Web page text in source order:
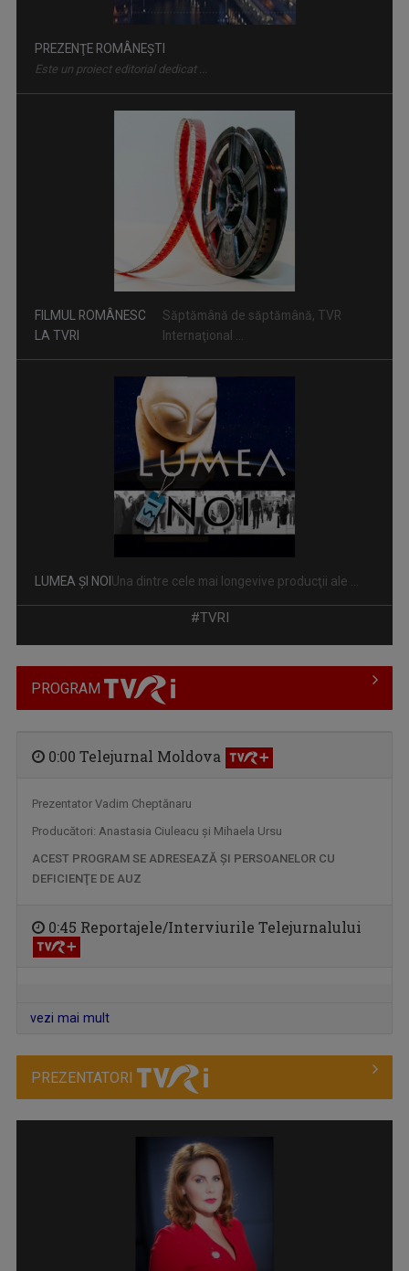
FILMUL ROMÂNESC
LA TVRI
Internaţional ...
LUMEA ŞI NOI Una dintre cele mai longevive producţii ale ...
LA UN PAS DE ROMÂNIA
Singura emisiune tv dedicată românilor care ...
INFO DIASPORA
Este principalul program informativ al TVR ...
ARTICOLUL VII
Pornim de la Articolul VII al Constituţiei ...
#TVRI
PROGRAM
0:00 Telejurnal Moldova
Prezentator Vadim Cheptănaru
Producători: Anastasia Ciuleacu şi Mihaela Ursu
ACEST PROGRAM SE ADRESEAZĂ ŞI PERSOANELOR CU
DEFICIENŢE DE AUZ
0:45 Reportajele/Interviurile Telejurnalului
vezi mai mult
PREZENTATORI
MĂRIUCA MIHĂILESCU
Măriuca Mihăilescu este jurnalist la ...